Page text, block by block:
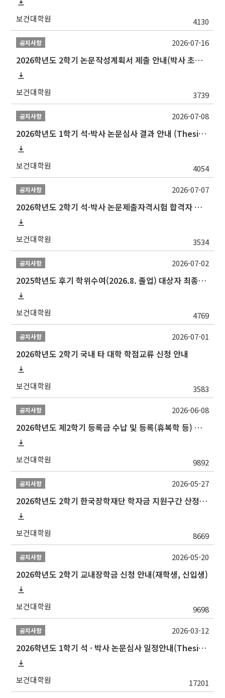
보건대학원 4130
공지사항
2026학년도 2학기 논문작성계획서 제출 안내(박사 초심 일정 포함)_Thesis Proposal
보건대학원 3739
2026-07-16
공지사항
2026학년도 1학기 석·박사 논문심사 결과 안내 (Thesis Defense Result)
보건대학원 4054
2026-07-08
공지사항
2026학년도 2학기 석·박사 논문제출자격시험 합격자 공고(TSQ Exam Result)
보건대학원 3534
2026-07-07
공지사항
2025학년도 후기 학위수여(2026.8. 졸업) 대상자 최종인준 논문 제출 안내
보건대학원 4769
2026-07-02
공지사항
2026학년도 2학기 국내 타 대학 학점교류 신청 안내
보건대학원 3583
2026-07-01
공지사항
2026학년도 제2학기 등록금 수납 및 등록(휴복학 등) 일정 안내
보건대학원 9892
2026-06-08
공지사항
2026학년도 2학기 한국장학재단 학자금 지원구간 산정 신청 안내
보건대학원 8669
2026-05-27
공지사항
2026학년도 2학기 교내장학금 신청 안내(재학생, 신입생)
보건대학원 9698
2026-05-20
공지사항
2026학년도 1학기 석 · 박사 논문심사 일정안내(Thesis Defense Schedules)
보건대학원 17201
2026-03-12